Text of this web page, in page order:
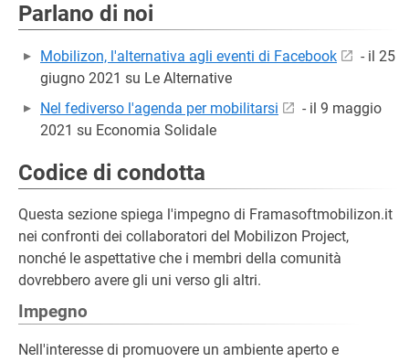
Parlano di noi
Mobilizon, l'alternativa agli eventi di Facebook
- il 25
giugno 2021 su Le Alternative
Nel fediverso l'agenda per mobilitarsi
- il 9 maggio
2021 su Economia Solidale
Codice di condotta
Questa sezione spiega l'impegno di Framasoftmobilizon.it
nei confronti dei collaboratori del Mobilizon Project,
nonché le aspettative che i membri della comunità
dovrebbero avere gli uni verso gli altri.
Impegno
Nell'interesse di promuovere un ambiente aperto e